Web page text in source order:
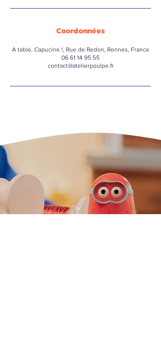
Coordonnées
A table, Capucine !, Rue de Redon, Rennes, France
06 61 14 95 55
contact@atelierpoulpe.fr